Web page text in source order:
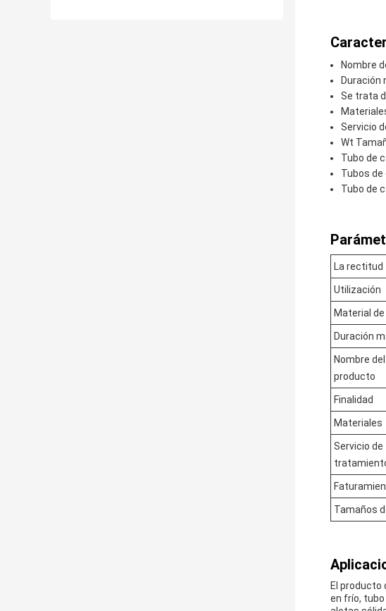
Nombre
Duración
Se trata
Servicio
Wt
Tubo de
Tubos
Tubo de
La rectitud
Utilización
Material
Duración
Nombre del
producto
Finalidad
Materiales
Servicio de
Tamaños
El
en frío,